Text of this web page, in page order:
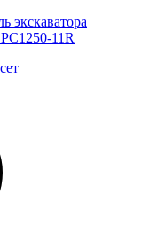
экскаватора
11R